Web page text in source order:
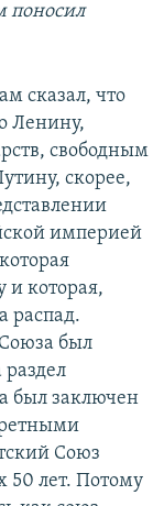
поносил
сказал, что
Ленину,
свободным
скорее,
империей
и которая,
распад.
был
был заключен
Союз
50 лет. Потому